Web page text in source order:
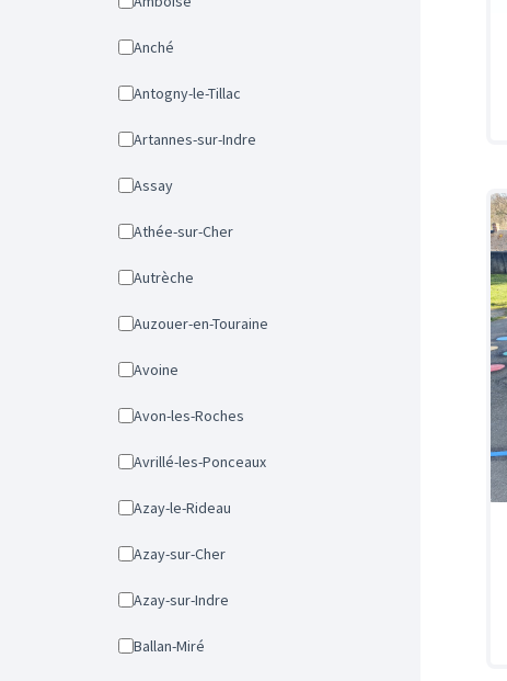
Anché
Antogny-le-Tillac
Artannes-sur-Indre
Assay
Athée-sur-Cher
Autrèche
Auzouer-en-Touraine
Avoine
Avon-les-Roches
Avrillé-les-Ponceaux
Azay-le-Rideau
Azay-sur-Cher
Azay-sur-Indre
Ballan-Miré